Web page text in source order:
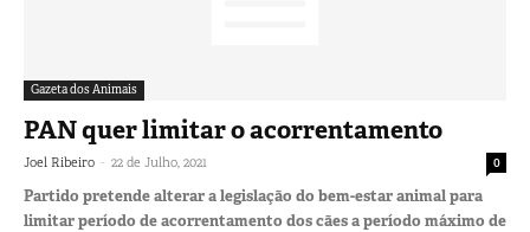
Gazeta dos Animais
PAN quer limitar o acorrentamento
Joel Ribeiro - 22 de Julho, 2021 0
Partido pretende alterar a legislação do bem-estar animal para
limitar período de acorrentamento dos cães a período máximo de